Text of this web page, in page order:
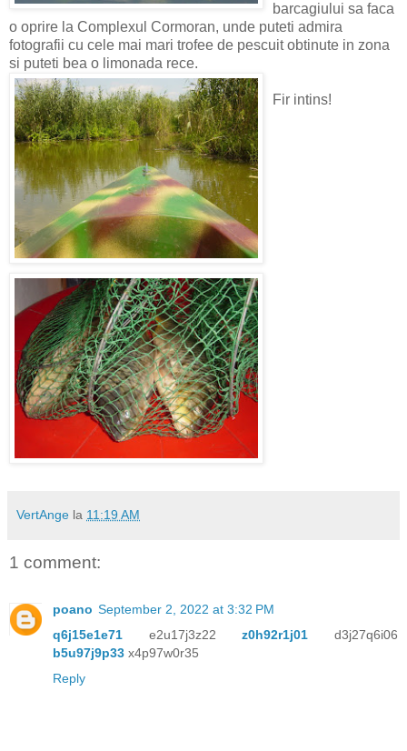
barcagiului sa faca
o oprire la Complexul Cormoran, unde puteti admira
fotografii cu cele mai mari trofee de pescuit obtinute in zona
si puteti bea o limonada rece.
Fir intins!
VertAnge la 11:19 AM
1 comment:
poano September 2, 2022 at 3:32 PM
q6j15e1e71 e2u17j3z22z0h92r1j01 d3j27q6i06
b5u97j9p33 x4p97w0r35
Reply